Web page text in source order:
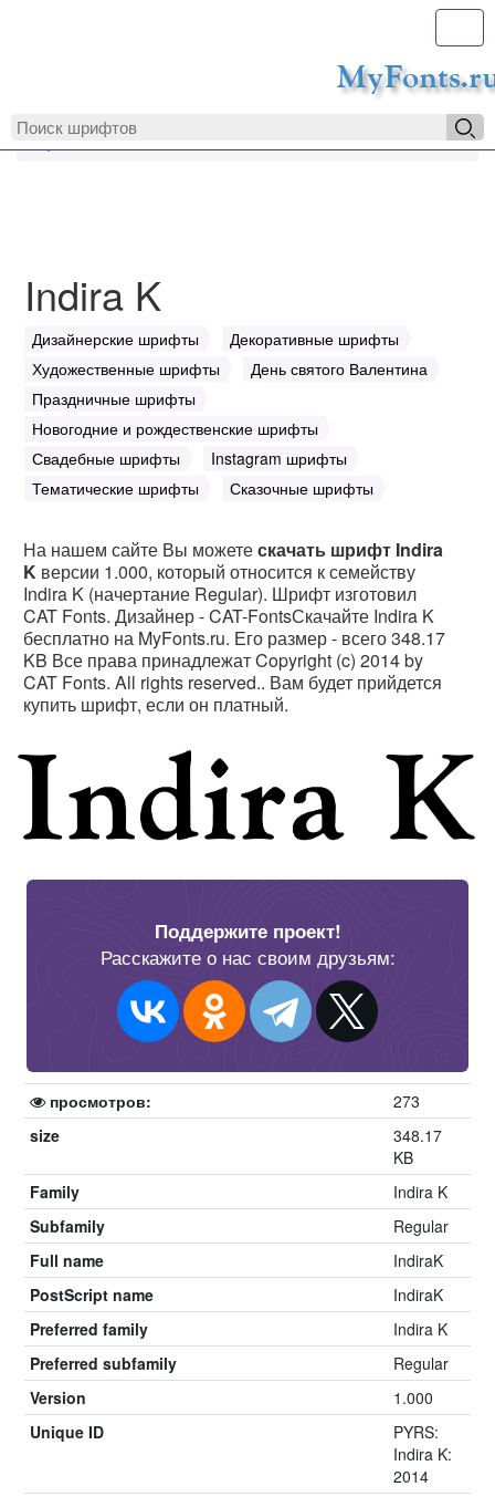
MyFonts.ru
Indira K
Дизайнерские шрифты
Декоративные шрифты
Художественные шрифты
День святого Валентина
Праздничные шрифты
Новогодние и рождественские шрифты
Свадебные шрифты
Instagram шрифты
Тематические шрифты
Сказочные шрифты
На нашем сайте Вы можетескачать шрифт Indira
K версии 1.000, который относится к семейству
Indira K (начертание Regular). Шрифт изготовил
CAT Fonts. Дизайнер - CAT-FontsСкачайте Indira K
бесплатно на MyFonts.ru. Его размер - всего 348.17
KB Все права принадлежат Copyright (c) 2014 by
CAT Fonts. All rights reserved.. Вам будет прийдется
купить шрифт, если он платный.
Поддержите проект!
Расскажите о нас своим друзьям:
просмотров:
273
size
348.17
KB
Family
Indira K
Subfamily
Regular
Full name
IndiraK
PostScript name
IndiraK
Preferred family
Indira K
Preferred subfamily
Regular
Version
1.000
Unique ID
PYRS:
Indira K:
2014